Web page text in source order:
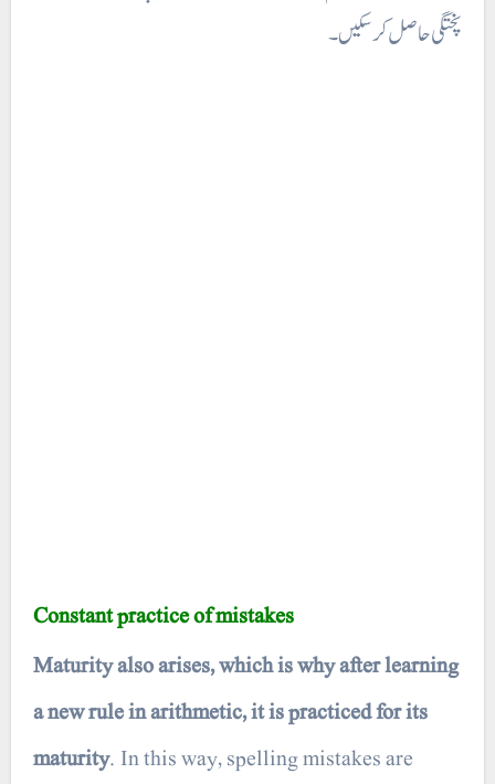
پختگی حاصل کرسکیں۔
Constant practice of mistakes
Maturity also arises, which is why after learning
a new rule in arithmetic, it is practiced for its
maturity. In this way, spelling mistakes are